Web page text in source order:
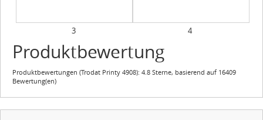
3 4
Produktbewertung
Produktbewertungen (Trodat Printy 4908): 4.8 Sterne, basierend auf 16409
Bewertung(en)